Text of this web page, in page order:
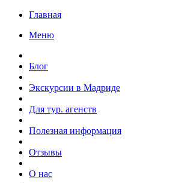
Главная
Меню
Блог
Экскурсии в Мадриде
Для тур. агенств
Полезная информация
Отзывы
О нас